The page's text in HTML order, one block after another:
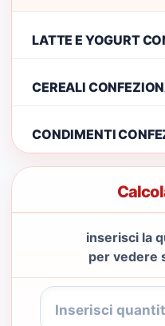
LATTE E YOGURT
CEREALI
CONDIMENTI
inserisci la
per vedere